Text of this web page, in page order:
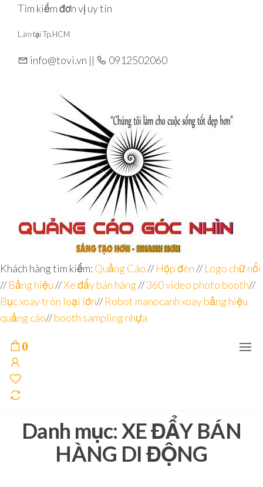
Skip
content
Tìm kiếm đơn vị uy tín
L àmtại Tp.HCM
info@tovi.vn || 0912502060
Đơn vị
chuyên
sâu – 8
năm
kinh
nghiệm
Góc
Nhìn
Agency –
nhà sản
xuất
POSM,
Quầy
Sampling,
Booth
trưng
bày, tủ
trưng
bày… tại
Tp.Hồ
Khách hàng tìm kiếm: Quảng Cáo//Hộp đèn//Logo chữ nổi
//Bảng hiệu//Xe đẩy bán hàng//360 video photo booth//
Bục xoay tròn loại lớn//Robot manocanh xoay bảng hiệu
quảng cáo//booth sampling nhựa
0
Danh mục:XE ĐẨY BÁN
HÀNG DI ĐỘNG